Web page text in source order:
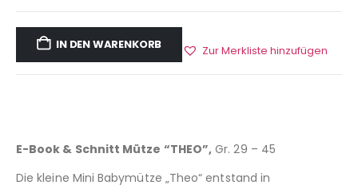
IN DEN WARENKORB Zur Merkliste hinzufügen
E-Book & Schnitt Mütze “THEO”, Gr. 29 – 45
Die kleine Mini Babymütze „Theo“ entstand in